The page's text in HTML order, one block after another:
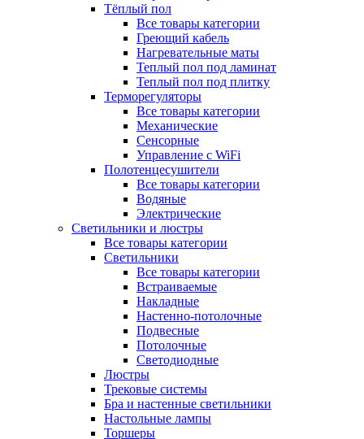
Тёплый пол
Все товары категории
Греющий кабель
Нагревательные маты
Теплый пол под ламинат
Теплый пол под плитку
Терморегуляторы
Все товары категории
Механические
Сенсорные
Управление с WiFi
Полотенцесушители
Все товары категории
Водяные
Электрические
Светильники и люстры
Все товары категории
Светильники
Все товары категории
Встраиваемые
Накладные
Настенно-потолочные
Подвесные
Потолочные
Светодиодные
Люстры
Трековые системы
Бра и настенные светильники
Настольные лампы
Торшеры